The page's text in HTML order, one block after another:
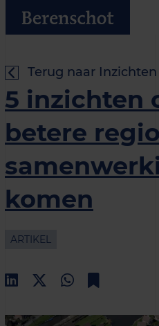
Terug naar Inzichten
5 inzichten
betere
komen
ARTIKEL